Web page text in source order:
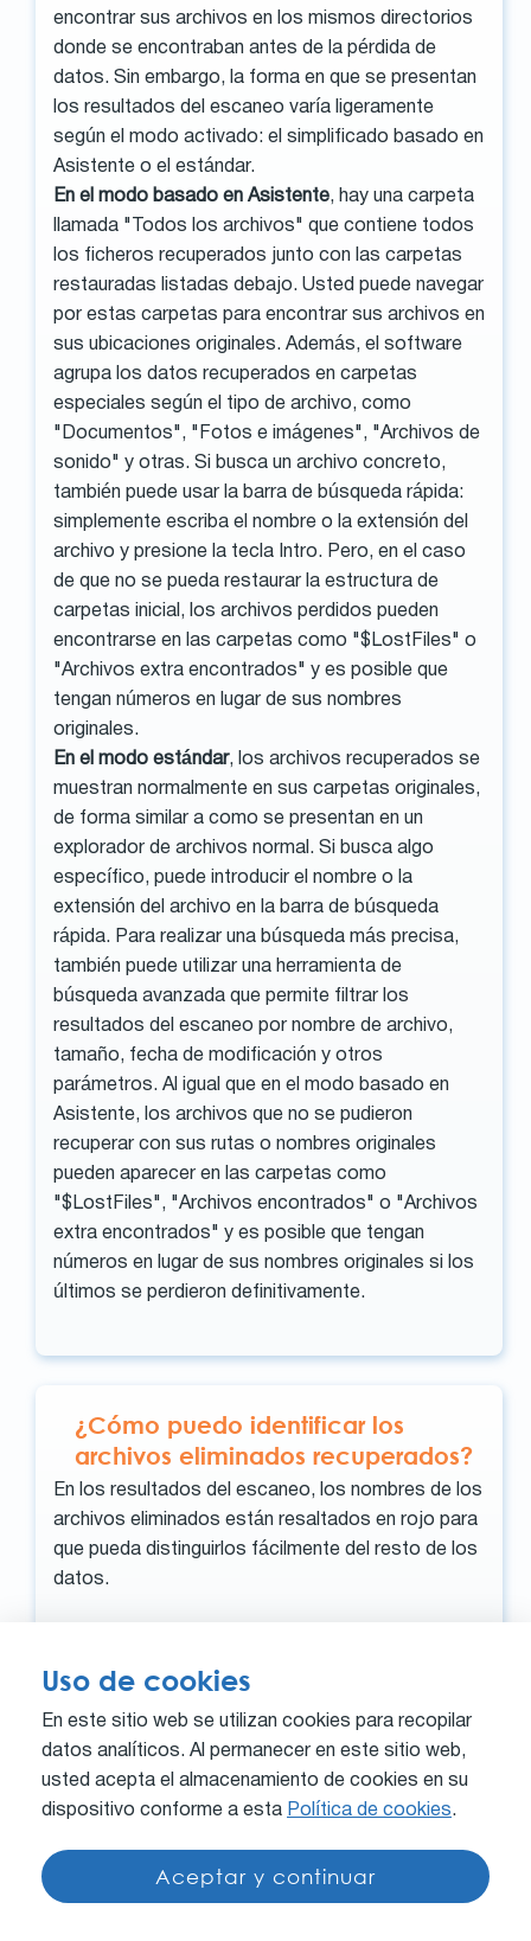
encontrar sus archivos en los mismos directorios
donde se encontraban antes de la pérdida de
datos. Sin embargo, la forma en que se presentan
los resultados del escaneo varía ligeramente
según el modo activado: el simplificado basado en
Asistente o el estándar.
En el modo basado en Asistente, hay una carpeta
llamada "Todos los archivos" que contiene todos
los ficheros recuperados junto con las carpetas
restauradas listadas debajo. Usted puede navegar
por estas carpetas para encontrar sus archivos en
sus ubicaciones originales. Además, el software
agrupa los datos recuperados en carpetas
especiales según el tipo de archivo, como
"Documentos", "Fotos e imágenes", "Archivos de
sonido" y otras. Si busca un archivo concreto,
también puede usar la barra de búsqueda rápida:
simplemente escriba el nombre o la extensión del
archivo y presione la tecla Intro. Pero, en el caso
de que no se pueda restaurar la estructura de
carpetas inicial, los archivos perdidos pueden
encontrarse en las carpetas como "$LostFiles" o
"Archivos extra encontrados" y es posible que
tengan números en lugar de sus nombres
originales.
En el modo estándar, los archivos recuperados se
muestran normalmente en sus carpetas originales,
de forma similar a como se presentan en un
explorador de archivos normal. Si busca algo
específico, puede introducir el nombre o la
extensión del archivo en la barra de búsqueda
rápida. Para realizar una búsqueda más precisa,
también puede utilizar una herramienta de
búsqueda avanzada que permite filtrar los
resultados del escaneo por nombre de archivo,
tamaño, fecha de modificación y otros
parámetros. Al igual que en el modo basado en
Asistente, los archivos que no se pudieron
recuperar con sus rutas o nombres originales
pueden aparecer en las carpetas como
"$LostFiles", "Archivos encontrados" o "Archivos
extra encontrados" y es posible que tengan
números en lugar de sus nombres originales si los
últimos se perdieron definitivamente.
¿Cómo puedo identificar los
archivos eliminados recuperados?
En los resultados del escaneo, los nombres de los
archivos eliminados están resaltados en rojo para
que pueda distinguirlos fácilmente del resto de los
datos.
¿Para qué sirve la carpeta
$Lostfiles?
Recovery Explorer restaura la estructura original
del sistema de archivos del dispositivo de
archivos encontrados en sus carpetas originales.
Sin embargo, si una carpeta ha sufrido daños
Uso de cookies
En este sitio web se utilizan cookies para recopilar
datos analíticos. Al permanecer en este sitio web,
usted acepta el almacenamiento de cookies en su
dispositivo conforme a esta Política de cookies.
Aceptar y continuar